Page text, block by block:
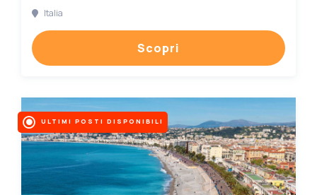
Italia
Scopri
ULTIMI POSTI DISPONIBILI